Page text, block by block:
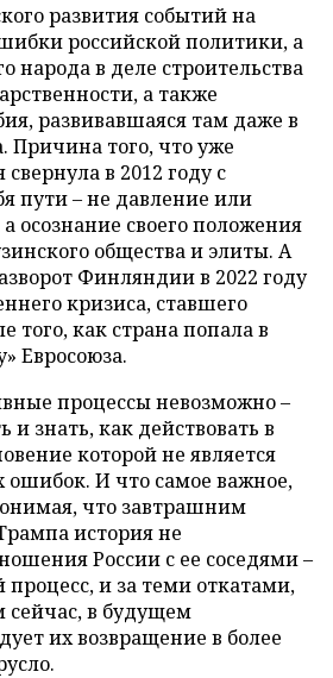
развития событий на
российской политики, а
народа в деле строительства
а также
развивавшаяся там даже в
Причина того, что уже
в 2012 году с
пути – не давление или
осознание своего положения
общества и элиты. А
Финляндии в 2022 году
кризиса, ставшего
того, как страна попала в
Евросоюза.
процессы невозможно –
знать, как действовать в
которой не является
И что самое важное,
что завтрашним
история не
России с ее соседями –
процесс, и за теми откатами,
в будущем
их возвращение в более